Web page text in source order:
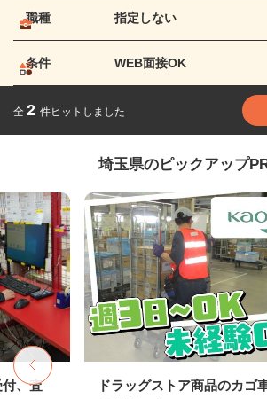
職種 指定しない
条件 WEB面接OK
全 2 件ヒットしました
埼玉県のピックアップ
、査
ドラッグストア商品のカゴ